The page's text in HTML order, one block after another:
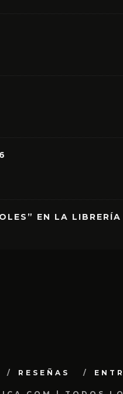
EN LA LIBRERÍA
RESEÑAS